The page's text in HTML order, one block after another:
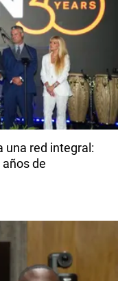
una red integral:
de